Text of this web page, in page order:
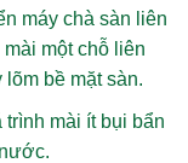
máy chà sàn liên
một chỗ liên
bề mặt sàn.
mài ít bụi bẩn